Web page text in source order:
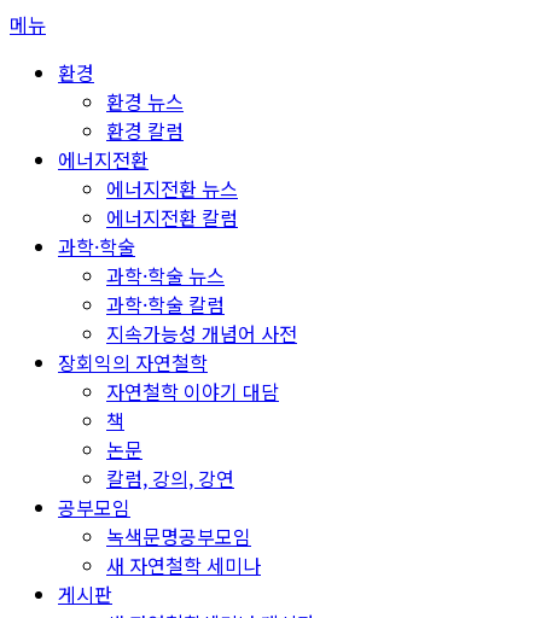
콘
메뉴
환경
환경 뉴스
환경 칼럼
에너지전환
에너지전환 뉴스
에너지전환 칼럼
과학·학술
과학·학술 뉴스
과학·학술 칼럼
지속가능성 개념어 사전
장회익의 자연철학
자연철학 이야기 대담
책
논문
칼럼, 강의, 강연
공부모임
녹색문명공부모임
새 자연철학 세미나
게시판